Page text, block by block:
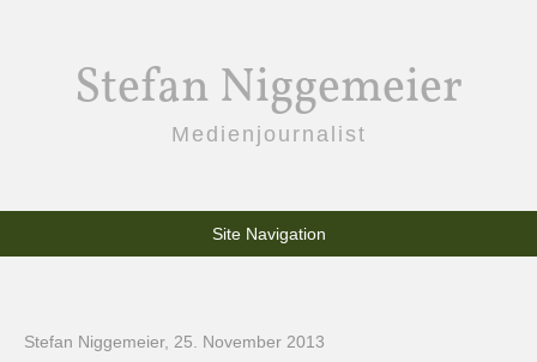
Stefan Niggemeier
Medienjournalist
Site Navigation
Stefan Niggemeier, 25. November 2013